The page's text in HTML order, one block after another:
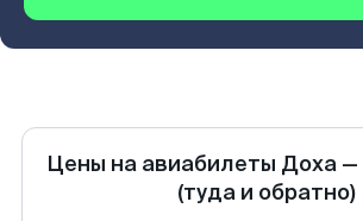
Цены на авиабилеты Доха —
(туда и обратно)